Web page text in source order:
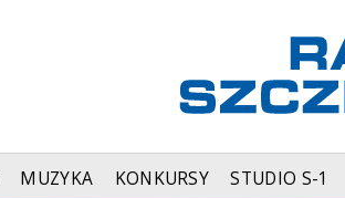
MUZYKA KONKURSY STUDIO S-1